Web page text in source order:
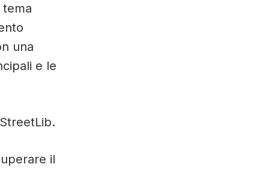
una
e le
il